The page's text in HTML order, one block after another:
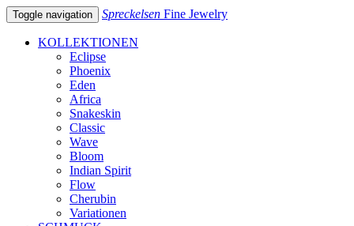
Toggle navigation Spreckelsen Fine Jewelry
KOLLEKTIONEN
Eclipse
Phoenix
Eden
Africa
Snakeskin
Classic
Wave
Bloom
Indian Spirit
Flow
Cherubin
Variationen